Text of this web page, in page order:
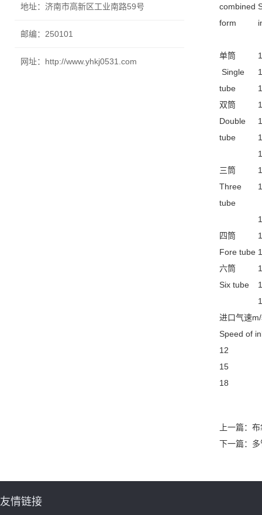
地址：济南市高新区工业南路59号
邮编：250101
网址：http://www.yhkj0531.com
combined
form
单筒
Single
tube
双筒
Double
tube
三筒
Three
tube
四筒
Fore tube
六筒
Six tube
进口气速
Speed of
12
15
18
上一篇： 布
下一篇：
友情链接